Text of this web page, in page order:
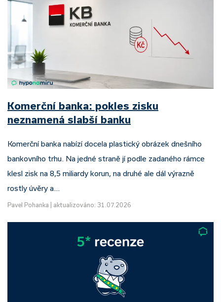
Komerční banka: pokles zisku
neznamená slabší banku
Komerční banka nabízí docela plastický obrázek dnešního
bankovního trhu. Na jedné straně jí podle zadaného rámce
klesl zisk na 8,5 miliardy korun, na druhé ale dál výrazně
rostly úvěry a…
Pavel Pohanka aktualizováno: 31.07.2026